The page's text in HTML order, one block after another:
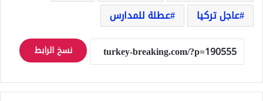
عاجل تركيا
عطلة للمدارس
نسخ الرابط